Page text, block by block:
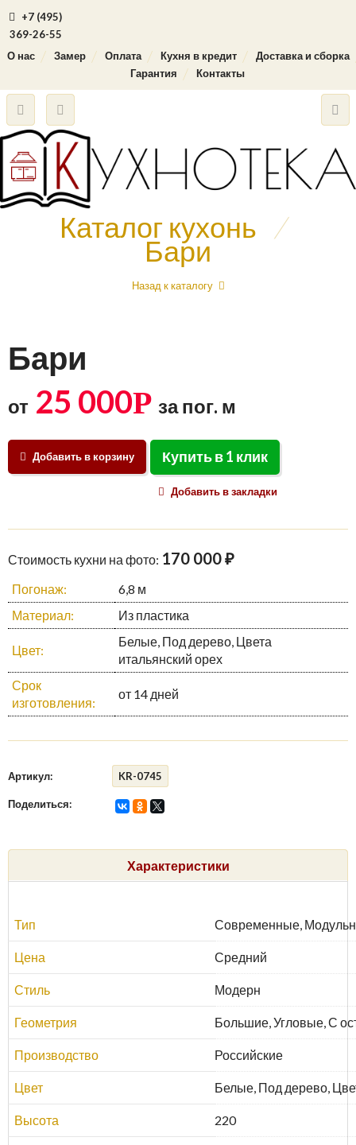
+7 (495)
369-26-55
О нас
Замер Оплата Кухня в кредит
Доставка и сборка
Гарантия
Контакты
Каталог кухонь /
Бари
Назад к каталогу
Бари
от 25 000Р за пог. м
Добавить в корзину Купить в 1 клик
Добавить в закладки
Стоимость кухни на фото: 170 000 ₽
Погонаж:
6,8 м
Материал:
Из пластика
Цвет:
Белые, Под дерево, Цвета
итальянский орех
Срок
изготовления:
от 14 дней
Артикул: KR-0745
Поделиться:
Характеристики
Тип Современные,
Цена Средний
Стиль Модерн
Геометрия Большие, Угловые, С
Производство Российские
Цвет Белые, Под дерево,
Высота 220